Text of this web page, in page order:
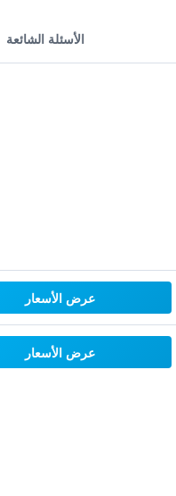
الأسئلة الشائعة
عرض الأسعار
عرض الأسعار